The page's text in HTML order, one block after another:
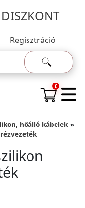
Regisztráció
0
hőálló kábelek